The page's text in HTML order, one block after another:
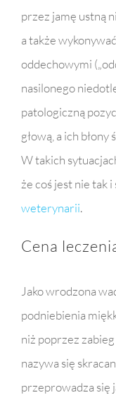
przez jamę ustną
a także
oddechowymi
nasilonego
patologiczną
głową, a ich
W takich
że coś jest nie tak
weterynarii.
Cena
Jako wrodzona
podniebienia
niż poprzez
nazywa się
przeprowadza się